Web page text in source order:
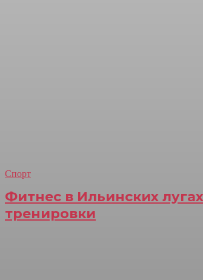
Спорт
Фитнес в Ильинских
тренировки